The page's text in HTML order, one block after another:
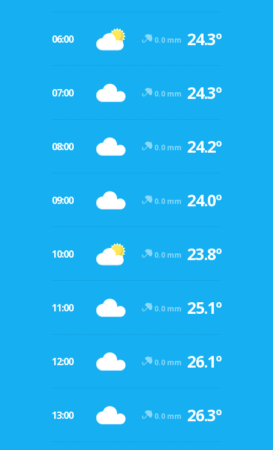
06:00 0.0 mm 24.3º
07:00 0.0 mm 24.3º
08:00 0.0 mm 24.2º
09:00 0.0 mm 24.0º
10:00 0.0 mm 23.8º
11:00 0.0 mm 25.1º
12:00 0.0 mm 26.1º
13:00 0.0 mm 26.3º